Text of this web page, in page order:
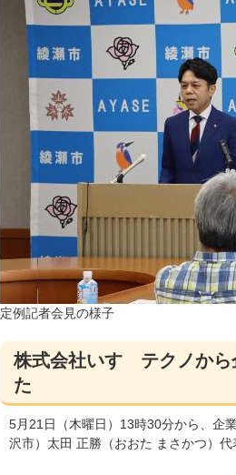
定例記者会見の様子
株式会社いすゞテクノか
た
5月21日（木曜日）13時30分から、企
沢市）太田 正勝（おおた まさかつ）